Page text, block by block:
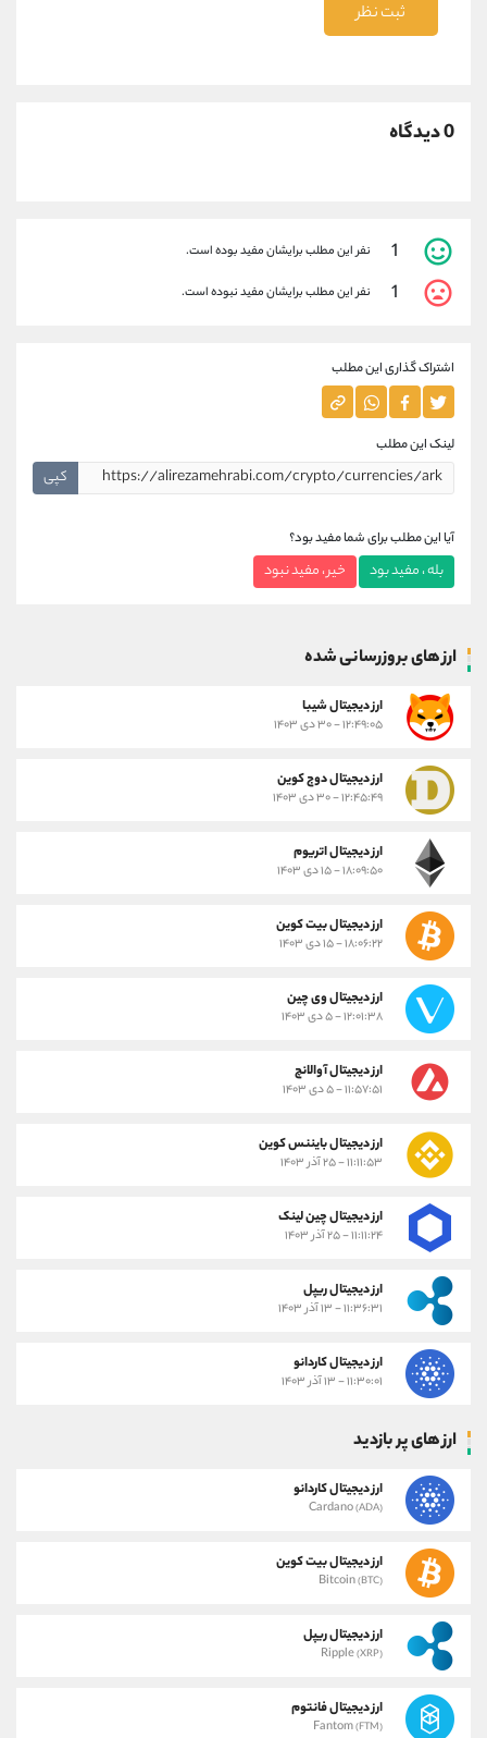
ثبت نظر
0 دیدگاه
1 نفر این مطلب برایشان مفید بوده است.
1 نفر این مطلب برایشان مفید نبوده است.
اشتراک گذاری این مطلب
لینک این مطلب
کپی
آیا این مطلب برای شما مفید بود؟
بله ، مفید بود خیر ، مفید نبود
ارز های بروزرسانی شده
ارز ديجيتال شیبا
۱۲:۴۹:۰۵ - ۳۰ دی ۱۴۰۳
ارز دیجیتال دوج کوین
۱۲:۴۵:۴۹ - ۳۰ دی ۱۴۰۳
ارز دیجیتال اتریوم
۱۸:۰۹:۵۰ - ۱۵ دی ۱۴۰۳
ارز دیجیتال بیت کوین
۱۸:۰۶:۲۲ - ۱۵ دی ۱۴۰۳
ارز دیجیتال وی چین
۱۲:۰۱:۳۸ - ۵ دی ۱۴۰۳
ارز دیجیتال آوالانچ
۱۱:۵۷:۵۱ - ۵ دی ۱۴۰۳
ارز دیجیتال بایننس کوین
۱۱:۱۱:۵۳ - ۲۵ آذر ۱۴۰۳
ارز دیجیتال چین لینک
۱۱:۱۱:۲۴ - ۲۵ آذر ۱۴۰۳
ارز دیجیتال ریپل
۱۱:۳۶:۳۱ - ۱۳ آذر ۱۴۰۳
ارز دیجیتال کاردانو
۱۱:۳۰:۰۱ - ۱۳ آذر ۱۴۰۳
ارز های پر بازدید
ارز دیجیتال کاردانو
Cardano(ADA)
ارز دیجیتال بیت کوین
Bitcoin(BTC)
ارز دیجیتال ریپل
Ripple(XRP)
ارز دیجیتال فانتوم
Fantom(FTM)